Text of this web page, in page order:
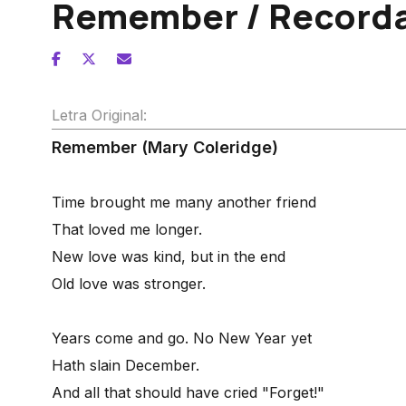
Remember /
Letra Original:
Remember (Mary Coleridge)
Time brought me many another friend
That loved me longer.
New love was kind, but in the end
Old love was stronger.
Years come and go. No New Year yet
Hath slain December.
And all that should have cried "Forget!"